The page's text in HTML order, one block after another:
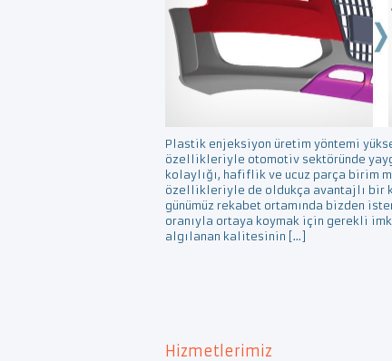
Plastik enjeksiyon üretim yöntemi
özellikleriyle otomotiv sektöründe
kolaylığı, hafiflik ve ucuz parça birim
özellikleriyle de oldukça avantajlı bir
günümüz rekabet ortamında bizden
oranıyla ortaya koymak için gerekli
algılanan kalitesinin […]
Hizmetlerimiz